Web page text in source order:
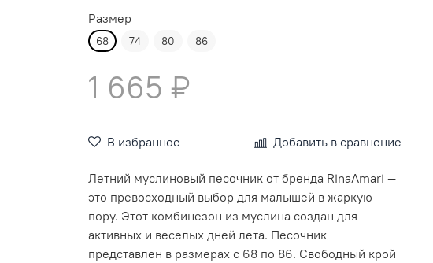
Размер
68 74 80 86
1 665 ₽
В избранное Добавить в сравнение
Летний муслиновый песочник от бренда RinaAmari —
это превосходный выбор для малышей в жаркую
пору. Этот комбинезон из муслина создан для
активных и веселых дней лета. Песочник
представлен в размерах с 68 по 86. Свободный крой